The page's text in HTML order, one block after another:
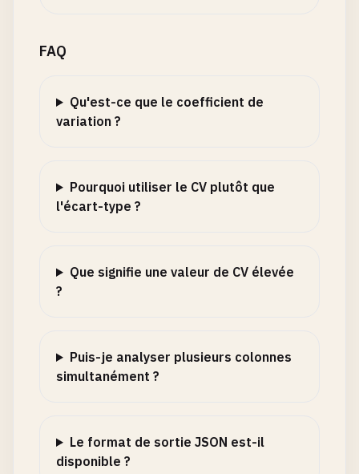
FAQ
Qu'est-ce que le coefficient de
variation ?
Pourquoi utiliser le CV plutôt que
l'écart-type ?
Que signifie une valeur de CV élevée
?
Puis-je analyser plusieurs colonnes
simultanément ?
Le format de sortie JSON est-il
disponible ?